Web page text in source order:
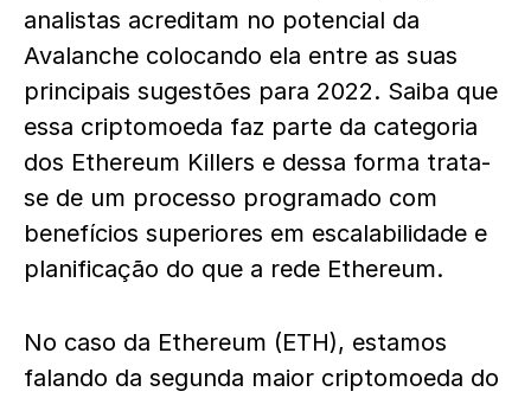
analistas acreditam no potencial da
Avalanche colocando ela entre as suas
principais sugestões para 2022. Saiba que
essa criptomoeda faz parte da categoria
dos Ethereum Killers e dessa forma trata-
se de um processo programado com
benefícios superiores em escalabilidade e
planificação do que a rede Ethereum.
No caso da Ethereum (ETH), estamos
falando da segunda maior criptomoeda do